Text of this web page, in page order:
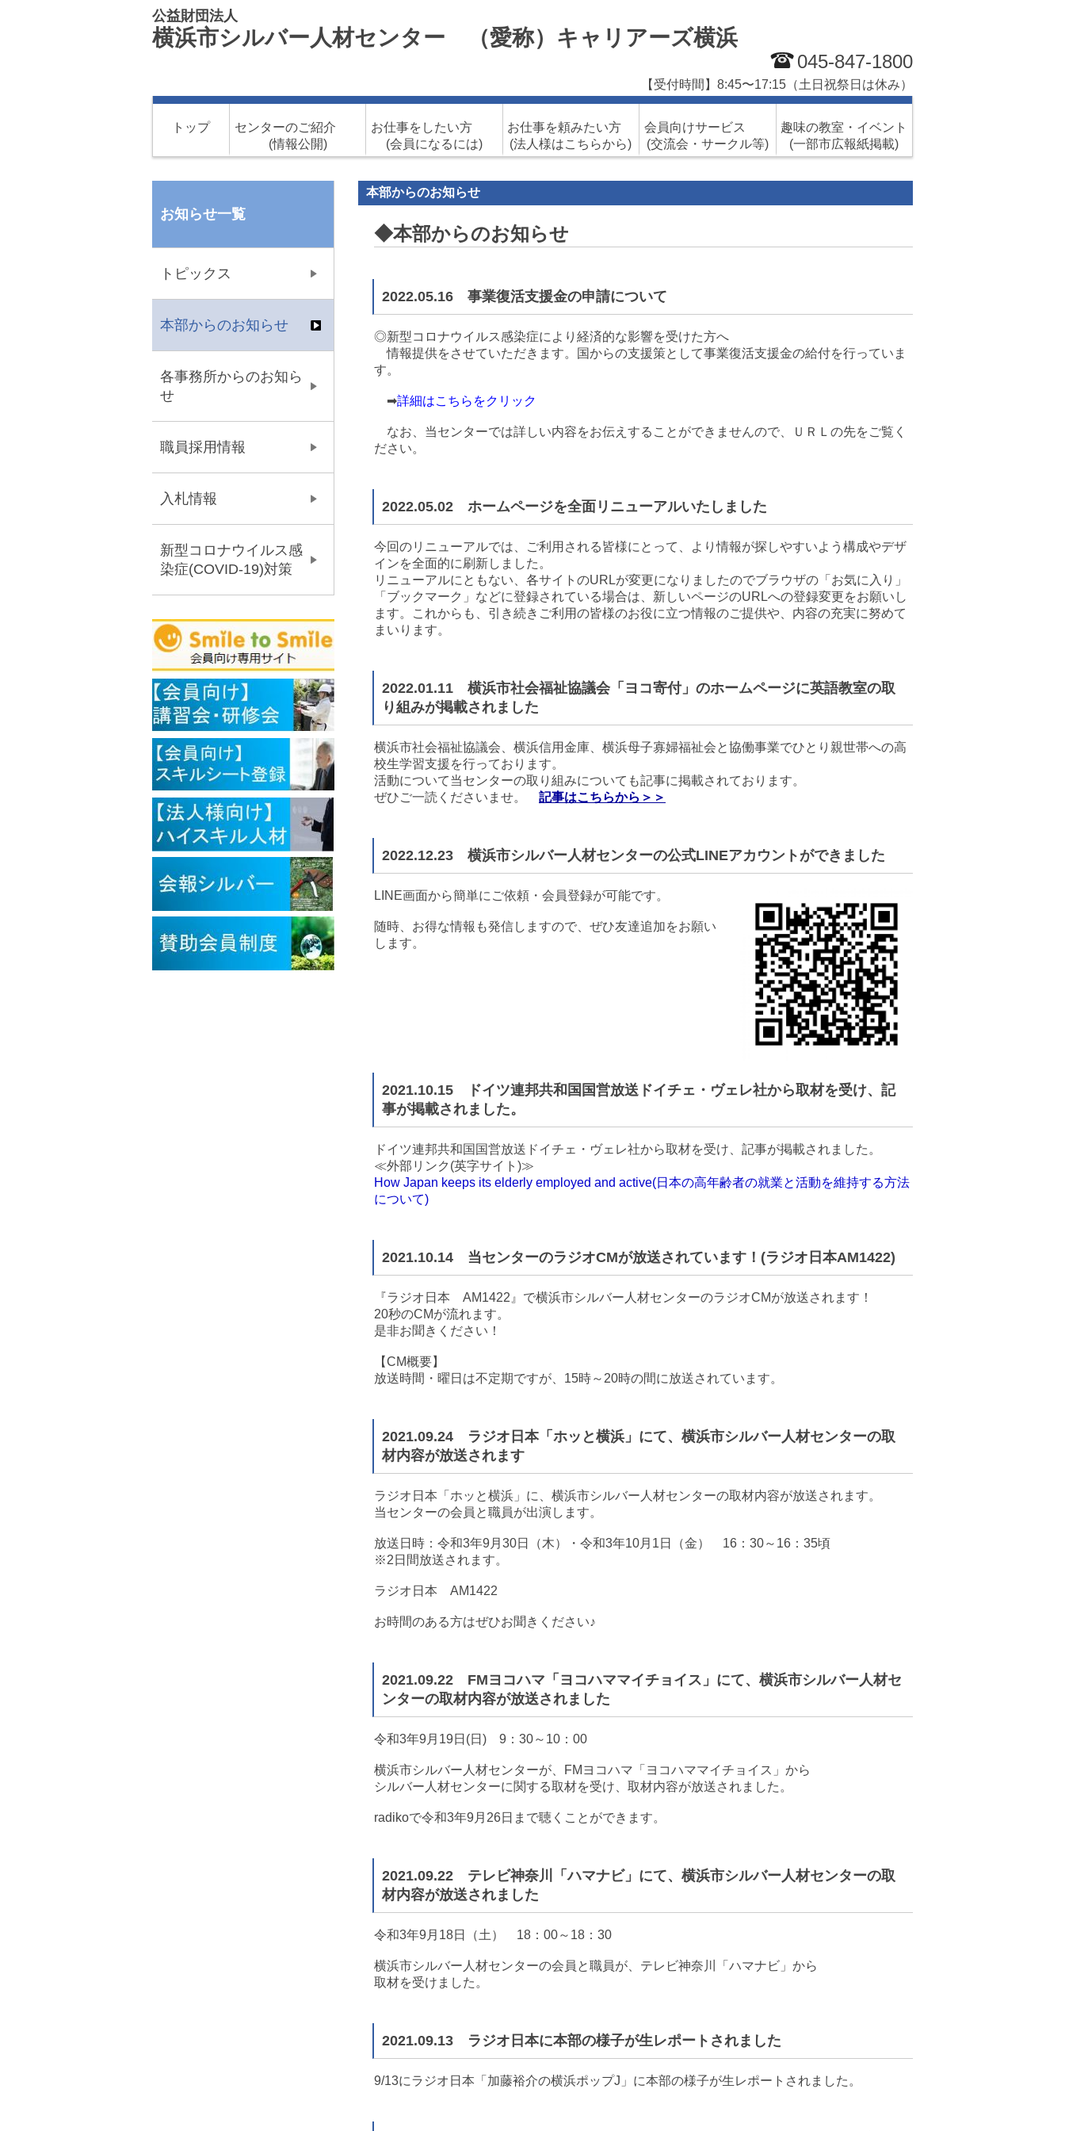
公益財団法人
横浜市シルバー人材センター （愛称）キャリアーズ横浜
045-847-1800
【受付時間】8:45〜17:15（土日祝祭日は休み）
トップ
センターのご紹介
(情報公開)
お仕事をしたい方
(会員になるには)
お仕事を頼みたい方
(法人様はこちらから)
会員向けサービス
(交流会・サークル等)
趣味の教室・イベント
(一部市広報紙掲載)
本部からのお知らせ
◆本部からのお知らせ
2022.05.16 事業復活支援金の申請について
◎新型コロナウイルス感染症により経済的な影響を受けた方へ
情報提供をさせていただきます。国からの支援策として事業復活支援金の給付を行っていま
す。
➡詳細はこちらをクリック
なお、当センターでは詳しい内容をお伝えすることができませんので、ＵＲＬの先をご覧く
ださい。
2022.05.02 ホームページを全面リニューアルいたしました
今回のリニューアルでは、ご利用される皆様にとって、より情報が探しやすいよう構成やデザ
インを全面的に刷新しました。
リニューアルにともない、各サイトのURLが変更になりましたのでブラウザの「お気に入り」
「ブックマーク」などに登録されている場合は、新しいページのURLへの登録変更をお願いし
ます。これからも、引き続きご利用の皆様のお役に立つ情報のご提供や、内容の充実に努めて
まいります。
2022.01.11 横浜市社会福祉協議会「ヨコ寄付」のホームページに英語教室の取
り組みが掲載されました
横浜市社会福祉協議会、横浜信用金庫、横浜母子寡婦福祉会と協働事業でひとり親世帯への高
校生学習支援を行っております。
活動について当センターの取り組みについても記事に掲載されております。
ぜひご一読くださいませ。 記事はこちらから＞＞
2022.12.23 横浜市シルバー人材センターの公式LINEアカウントができました
LINE画面から簡単にご依頼・会員登録が可能です。
随時、お得な情報も発信しますので、ぜひ友達追加をお願い
します。
2021.10.15 ドイツ連邦共和国国営放送ドイチェ・ヴェレ社から取材を受け、記
事が掲載されました。
ドイツ連邦共和国国営放送ドイチェ・ヴェレ社から取材を受け、記事が掲載されました。
≪外部リンク(英字サイト)≫
How Japan keeps its elderly employed and active(日本の高年齢者の就業と活動を維持する方法
について)
2021.10.14 当センターのラジオCMが放送されています！(ラジオ日本AM1422)
『ラジオ日本 AM1422』で横浜市シルバー人材センターのラジオCMが放送されます！
20秒のCMが流れます。
是非お聞きください！
【CM概要】
放送時間・曜日は不定期ですが、15時～20時の間に放送されています。
2021.09.24 ラジオ日本「ホッと横浜」にて、横浜市シルバー人材センターの取
材内容が放送されます
ラジオ日本「ホッと横浜」に、横浜市シルバー人材センターの取材内容が放送されます。
当センターの会員と職員が出演します。
放送日時：令和3年9月30日（木）・令和3年10月1日（金） 16：30～16：35頃
※2日間放送されます。
ラジオ日本 AM1422
お時間のある方はぜひお聞きください♪
2021.09.22 FMヨコハマ「ヨコハママイチョイス」にて、横浜市シルバー人材セ
ンターの取材内容が放送されました
令和3年9月19日(日) 9：30～10：00
横浜市シルバー人材センターが、FMヨコハマ「ヨコハママイチョイス」から
シルバー人材センターに関する取材を受け、取材内容が放送されました。
radikoで令和3年9月26日まで聴くことができます。
2021.09.22 テレビ神奈川「ハマナビ」にて、横浜市シルバー人材センターの取
材内容が放送されました
令和3年9月18日（土） 18：00～18：30
横浜市シルバー人材センターの会員と職員が、テレビ神奈川「ハマナビ」から
取材を受けました。
2021.09.13 ラジオ日本に本部の様子が生レポートされました
9/13にラジオ日本「加藤裕介の横浜ポップJ」に本部の様子が生レポートされました。
お知らせ一覧
トピックス
本部からのお知らせ
各事務所からのお知ら
せ
職員採用情報
入札情報
新型コロナウイルス感
染症(COVID-19)対策